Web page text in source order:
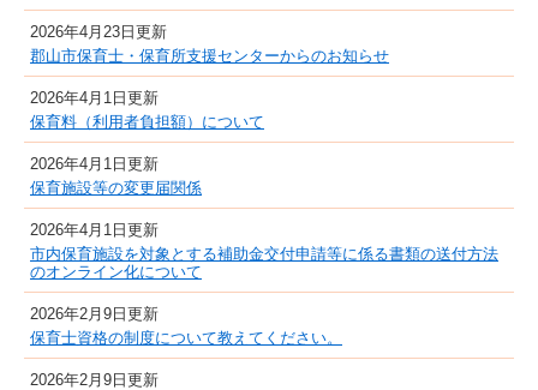
2026年4月23日更新
郡山市保育士・保育所支援センターからのお知らせ
2026年4月1日更新
保育料（利用者負担額）について
2026年4月1日更新
保育施設等の変更届関係
2026年4月1日更新
市内保育施設を対象とする補助金交付申請等に係る書類の送付方法
のオンライン化について
2026年2月9日更新
保育士資格の制度について教えてください。
2026年2月9日更新